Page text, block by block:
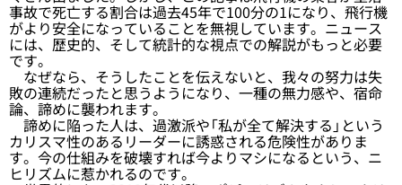
事故で死亡する割合は過去45年で100分の1になり、飛行機
がより安全になっていることを無視しています。ニュース
には、歴史的、そして統計的な視点での解説がもっと必要
です。
なぜなら、そうしたことを伝えないと、我々の努力は失
敗の連続だったと思うようになり、一種の無力感や、宿命
論、諦めに襲われます。
諦めに陥った人は、過激派や「私が全て解決する」という
カリスマ性のあるリーダーに誘惑される危険性がありま
す。今の仕組みを破壊すれば今よりマシになるという、ニ
ヒリズムに惹かれるのです。